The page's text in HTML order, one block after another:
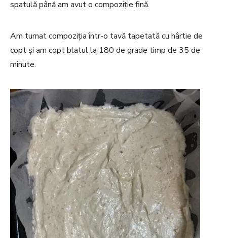
spatulă până am avut o compoziție fină.
Am turnat compoziția într-o tavă tapetată cu hârtie de
copt și am copt blatul la 180 de grade timp de 35 de
minute.